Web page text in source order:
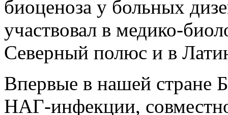
биоценоза у больных
участвовал в медико-
Северный полюс и в
Впервые в нашей стране
НАГ-инфекции,